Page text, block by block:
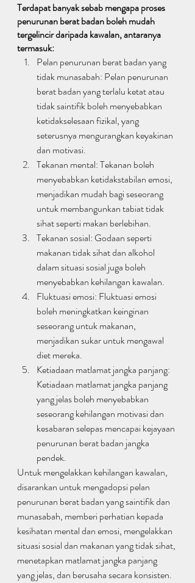
Terdapat banyak sebab mengapa proses
penurunan berat badan boleh mudah
tergelincir daripada kawalan, antaranya
termasuk:
Pelan penurunan berat badan yang
tidak munasabah: Pelan penurunan
berat badan yang terlalu ketat atau
tidak saintifik boleh menyebabkan
ketidakselesaan fizikal, yang
seterusnya mengurangkan keyakinan
dan motivasi.
Tekanan mental: Tekanan boleh
menyebabkan ketidakstabilan emosi,
menjadikan mudah bagi seseorang
untuk membangunkan tabiat tidak
sihat seperti makan berlebihan.
Tekanan sosial: Godaan seperti
makanan tidak sihat dan alkohol
dalam situasi sosial juga boleh
menyebabkan kehilangan kawalan.
Fluktuasi emosi: Fluktuasi emosi
boleh meningkatkan keinginan
seseorang untuk makanan,
menjadikan sukar untuk mengawal
diet mereka.
Ketiadaan matlamat jangka panjang:
Ketiadaan matlamat jangka panjang
yang jelas boleh menyebabkan
seseorang kehilangan motivasi dan
kesabaran selepas mencapai kejayaan
penurunan berat badan jangka
pendek.
Untuk mengelakkan kehilangan kawalan,
disarankan untuk mengadopsi pelan
penurunan berat badan yang saintifik dan
munasabah, memberi perhatian kepada
kesihatan mental dan emosi, mengelakkan
situasi sosial dan makanan yang tidak sihat,
menetapkan matlamat jangka panjang
yang jelas, dan berusaha secara konsisten.